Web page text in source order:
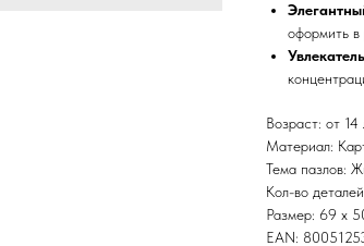
оформить в
Возраст: от 14
Материал:
Тема пазлов:
Кол-во
Размер: 69 x
EAN: